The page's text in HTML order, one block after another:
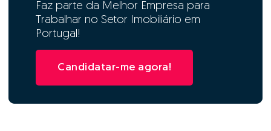
Faz parte da Melhor Empresa para
Trabalhar no Setor Imobiliário em
Portugal!
Candidatar-me agora!